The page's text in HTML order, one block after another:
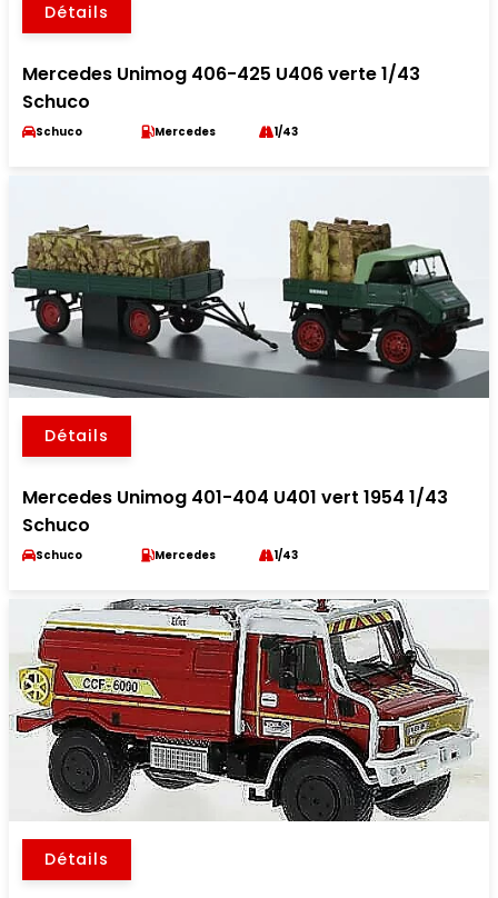
Détails
Mercedes Unimog 406-425 U406 verte 1/43
Schuco
Schuco Mercedes 1/43
Détails
Mercedes Unimog 401-404 U401 vert 1954 1/43
Schuco
Schuco Mercedes 1/43
Détails